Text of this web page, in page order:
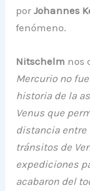
porJohannes
fenómeno.
Nitschelm nos
Mercurio no
historia de la
Venus que
distancia entre
tránsitos de
expediciones
acabaron del